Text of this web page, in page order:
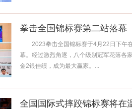
拳击全国锦标赛第二站落幕
2023拳击全国锦标赛于4月22日下午
幕。经过激烈角逐，八个级别冠军花落各
金2银佳绩，成为最大赢家。...
全国国际式摔跤锦标赛将在